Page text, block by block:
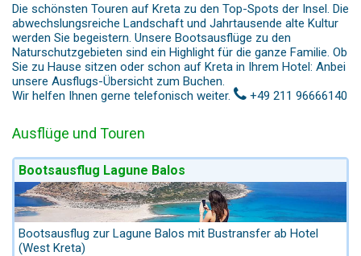
Die schönsten Touren auf Kreta zu den Top-Spots der Insel. Die
abwechslungsreiche Landschaft und Jahrtausende alte Kultur
werden Sie begeistern. Unsere Bootsausflüge zu den
Naturschutzgebieten sind ein Highlight für die ganze Familie. Ob
Sie zu Hause sitzen oder schon auf Kreta in Ihrem Hotel: Anbei
unsere Ausflugs-Übersicht zum Buchen.
Wir helfen Ihnen gerne telefonisch weiter.
+49 211 96666140
Ausflüge und Touren
Bootsausflug Lagune Balos
Bootsausflug zur Lagune Balos mit Bustransfer ab Hotel
(West Kreta)